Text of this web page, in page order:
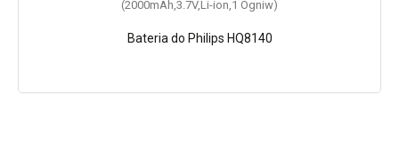
(2000mAh,3.7V,Li-ion,1 Ogniw)
Bateria do Philips HQ8140